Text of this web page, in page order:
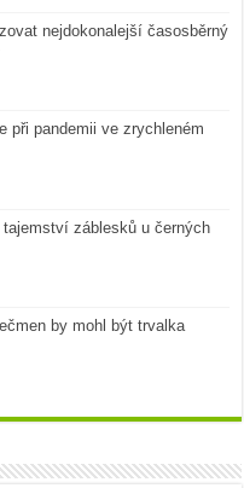
nejdokonalejší časosběrný
při pandemii ve zrychleném
záblesků u černých
by mohl být trvalka